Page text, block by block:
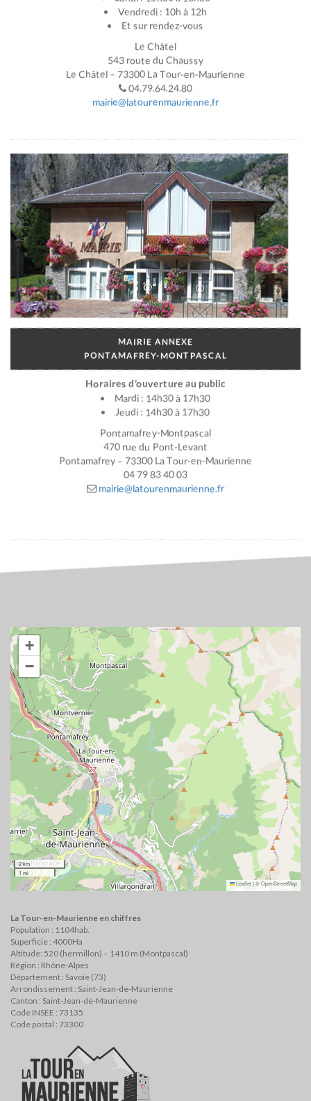
Vendredi : 10h à 12h
Et sur rendez-vous
Le Châtel
543 route du Chaussy
Le Châtel – 73300 La Tour-en-Maurienne
04.79.64.24.80
mairie@latourenmaurienne.fr
MAIRIE ANNEXE
PONTAMAFREY-MONTPASCAL
Horaires d’ouverture au public
Mardi : 14h30 à 17h30
Jeudi : 14h30 à 17h30
Pontamafrey-Montpascal
470 rue du Pont-Levant
Pontamafrey – 73300 La Tour-en-Maurienne
04 79 83 40 03
mairie@latourenmaurienne.fr
+
−
2 km
1 mi
Leaflet|©OpenStreetMap
La Tour-en-Maurienne en chiffres
Population : 1104hab.
Superficie : 4000Ha
Altitude: 520 (hermillon) – 1410 m (Montpascal)
Région : Rhône-Alpes
Département : Savoie (73)
Arrondissement : Saint-Jean-de-Maurienne
Canton : Saint-Jean-de-Maurienne
Code INSEE : 73135
Code postal : 73300